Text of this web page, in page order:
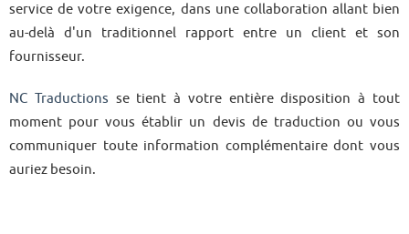
service de votre exigence, dans une collaboration allant bien
au-delà d'un traditionnel rapport entre un client et son
fournisseur.
NC Traductions se tient à votre entière disposition à tout
moment pour vous établir un devis de traduction ou vous
communiquer toute information complémentaire dont vous
auriez besoin.